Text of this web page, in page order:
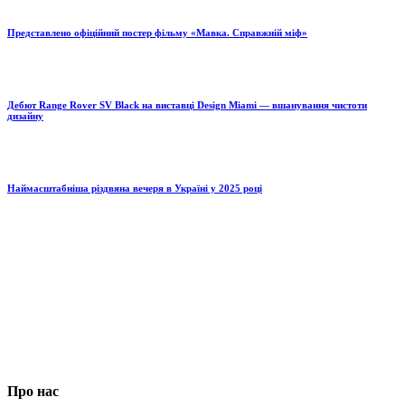
Представлено офіційний постер фільму «Мавка. Справжній міф»
Дебют Range Rover SV Black на виставці Design Miami — вшанування чистоти
дизайну
Наймасштабніша різдвяна вечеря в Україні у 2025 році
Про нас